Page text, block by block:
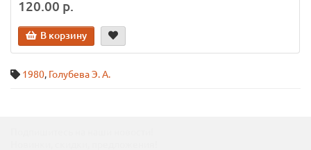
120.00 р.
В корзину
1980, Голубева Э. А.